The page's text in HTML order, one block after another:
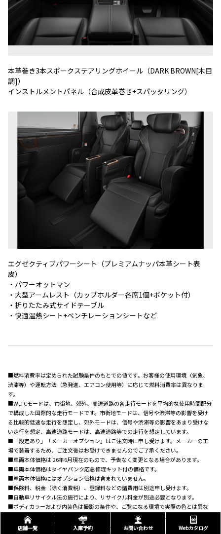
本革巻き3本スポークステアリングホイール（DARK BROWN[木目
調]）
インストルメントパネル（合成皮革巻き+スパッタリング）
エグゼクティブパワーシート（プレミアムナッパ本革シート表
皮）
・パワーオットマン
・大型アームレスト（カップホルダー各席1個+ポケット付）
・折りたたみ式サイドテーブル
・快適温熱シート+ベンチレーションシートなど
■燃料消費率は定められた試験条件のもとでの値です。お客様の使用環境（気象、
渋滞等）や運転方法（急発進、エアコン使用等）に応じて燃料消費率は異なりま
す。
■WLTCモードは、市街地、郊外、高速道路の各走行モードを平均的な使用時間配分
で構成した国際的な走行モードです。市街地モードは、信号や渋滞等の影響を受け
る比較的低速な走行を想定し、郊外モードは、信号や渋滞等の影響をあまり受けな
い走行を想定、高速道路モードは、高速道路等での走行を想定しています。
■「設定あり」「メーカーオプション」はご注文時に申し受けます。メーカーの工
場で装着するため、ご注文後はお受けできませんのでご了承ください。
■車両本体価格は'26年6月現在のもので、予告なく変更となる場合があります。
■車両本体価格はタイヤパンク応急修理キット付の価格です。
■車両本体価格にはオプション価格は含まれていません。
■保険料、税金（除く消費税）、登録料などの諸費用は別途申し受けます。
■自動車リサイクル法の施行により、リサイクル料金が別途必要となります。
■ボディカラーおよび内装色は撮影の条件や、ご覧になる環境で実際の色とは異な
って見えることがあります。また、実車においてもご覧になる環境（屋内外、光の角
度等）により、ボディカラーや内装色の見え方は異なります。
店舗一覧 入庫予約 お問い合わせ Webカタログ